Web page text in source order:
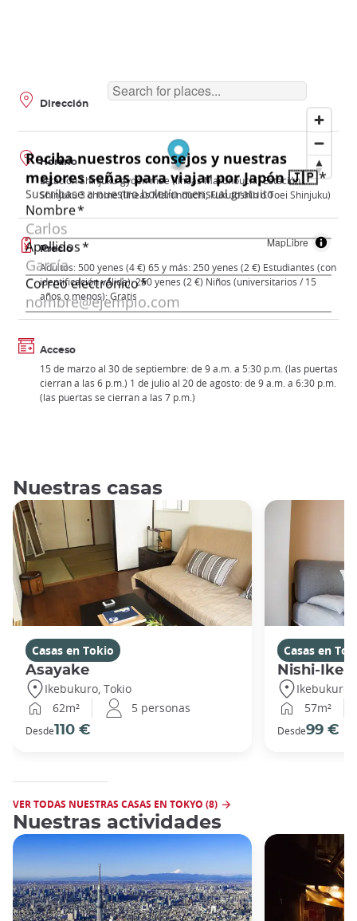
MapLibre
Dirección
Horario
Estación Shinjuku-gyoen mae (líneas Marunouchi) Estación
Shinjuku 3 chome (líneas Marunouchi, Fukutoshin o Toei Shinjuku)
Precio
Adultos: 500 yenes (4 €) 65 y más: 250 yenes (2 €) Estudiantes (con
identificación válida): 250 yenes (2 €) Niños (universitarios / 15
años o menos): Gratis
Acceso
15 de marzo al 30 de septiembre: de 9 a.m. a 5:30 p.m. (las puertas
cierran a las 6 p.m.) 1 de julio al 20 de agosto: de 9 a.m. a 6:30 p.m.
(las puertas se cierran a las 7 p.m.)
Nuestras casas
Casas en Tokio
Asayake
Ikebukuro, Tokio
62m²
5 personas
Desde110 €
Casas en
Nishi-
Ikebukuro,
57m²
Desde99 €
VER TODAS NUESTRAS CASAS EN TOKYO (8)
Nuestras actividades